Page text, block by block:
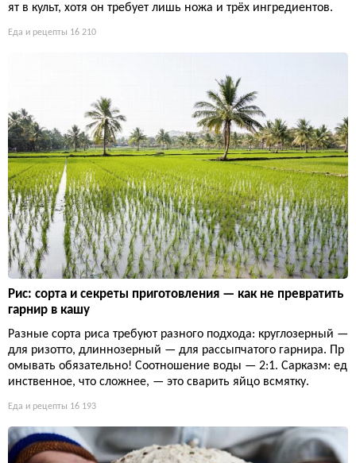
ят в культ, хотя он требует лишь ножа и трёх ингредиентов.
Еда и рецепты 16 210
Рис: сорта и секреты приготовления — как не превратить
гарнир в кашу
Разные сорта риса требуют разного подхода: круглозерный —
для ризотто, длиннозерный — для рассыпчатого гарнира. Пр
омывать обязательно! Соотношение воды — 2:1. Сарказм: ед
инственное, что сложнее, — это сварить яйцо всмятку.
Еда и рецепты 16 193